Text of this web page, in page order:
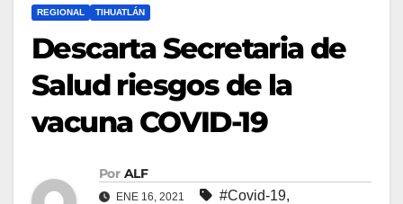
REGIONAL TIHUATLÁN
Descarta Secretaria de
Salud riesgos de la
vacuna COVID-19
Por ALF
ENE 16, 2021 #Covid-19,